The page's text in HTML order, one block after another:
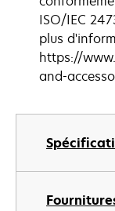
ISO/IEC
plus
https://
and-